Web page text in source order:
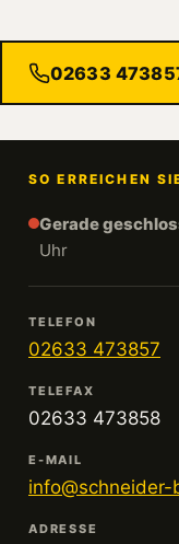
02633
SO ERREICHEN
Gerade
Uhr
TELEFON
02633 473857
TELEFAX
02633 473858
E-MAIL
ADRESSE